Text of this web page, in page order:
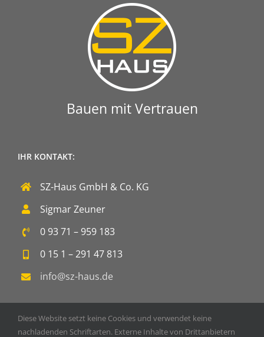
Bauen mit Vertrauen
IHR KONTAKT:
SZ-Haus GmbH & Co. KG
Sigmar Zeuner
0 93 71 – 959 183
0 15 1 – 291 47 813
info@sz-haus.de
Diese Website setzt keine Cookies und verwendet keine
nachladenden Schriftarten. Externe Inhalte von Drittanbietern